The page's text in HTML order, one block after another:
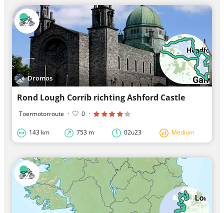
Dromos
Rond Lough Corrib richting Ashford Castle
Toermotorroute · 0 ·
143 km 753 m 02u23 Medium